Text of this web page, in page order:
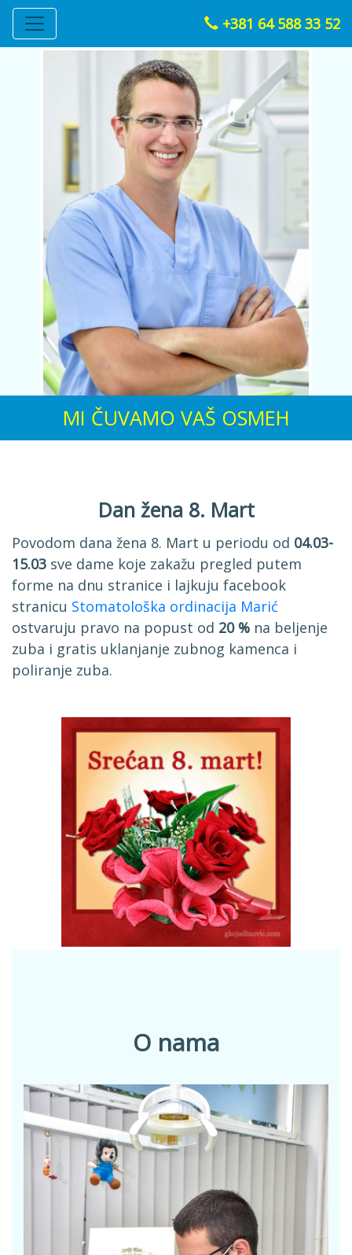
+381 64 588 33 52
MI ČUVAMO VAŠ OSMEH
Dan žena 8. Mart
Povodom dana žena 8. Mart u periodu od 04.03-
15.03 sve dame koje zakažu pregled putem
forme na dnu stranice i lajkuju facebook
stranicu Stomatološka ordinacija Marić
ostvaruju pravo na popust od 20 % na beljenje
zuba i gratis uklanjanje zubnog kamenca i
poliranje zuba.
O nama